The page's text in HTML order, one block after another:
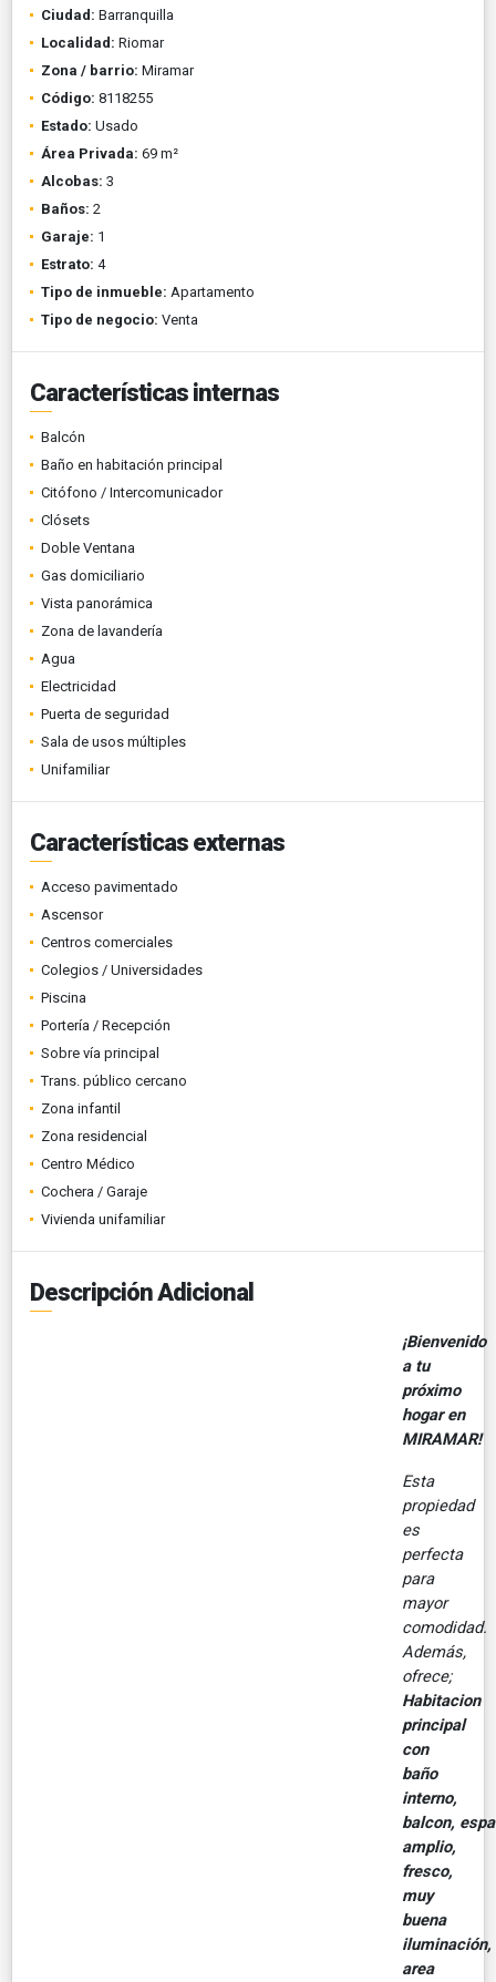
Ciudad: Barranquilla
Localidad: Riomar
Zona / barrio: Miramar
Código: 8118255
Estado: Usado
Área Privada: 69 m²
Alcobas: 3
Baños: 2
Garaje: 1
Estrato: 4
Tipo de inmueble: Apartamento
Tipo de negocio: Venta
Características internas
Balcón
Baño en habitación principal
Citófono / Intercomunicador
Clósets
Doble Ventana
Gas domiciliario
Vista panorámica
Zona de lavandería
Agua
Electricidad
Puerta de seguridad
Sala de usos múltiples
Unifamiliar
Características externas
Acceso pavimentado
Ascensor
Centros comerciales
Colegios / Universidades
Piscina
Portería / Recepción
Sobre vía principal
Trans. público cercano
Zona infantil
Zona residencial
Centro Médico
Cochera / Garaje
Vivienda unifamiliar
Descripción Adicional
¡Bienvenido
a tu
próximo
hogar en
MIRAMAR!
Esta
propiedad
es
perfecta
para
mayor
comodidad.
Además,
ofrece;
Habitacion
principal
con
baño
interno,
balcon,
amplio,
fresco,
muy
buena
iluminación,
area